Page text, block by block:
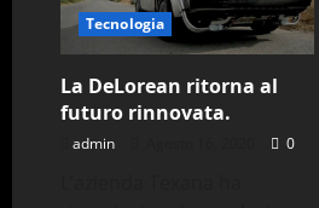
Stephen
Hawking
Tecnologia
La DeLorean ritorna al
futuro rinnovata.
admin 0